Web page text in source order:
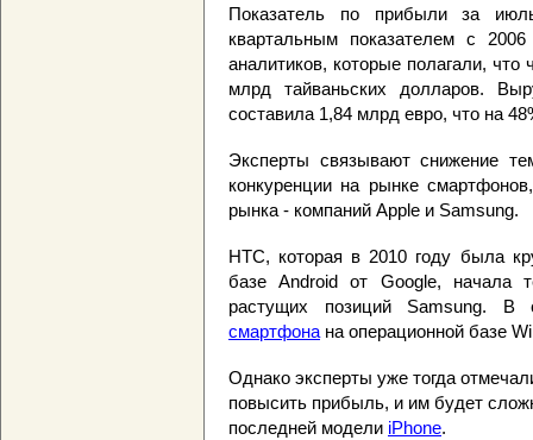
Показатель по прибыли за
квартальным показателем с
аналитиков, которые полагали,
млрд тайваньских долларов.
составила 1,84 млрд евро, что на
Эксперты связывают снижение
конкуренции на рынке
рынка - компаний Apple и Samsung.
HTC, которая в 2010 году была
базе Android от Google, начала
растущих позиций Samsung. В
смартфона на операционной базе
Однако эксперты уже тогда
повысить прибыль, и им будет
последней модели iPhone.